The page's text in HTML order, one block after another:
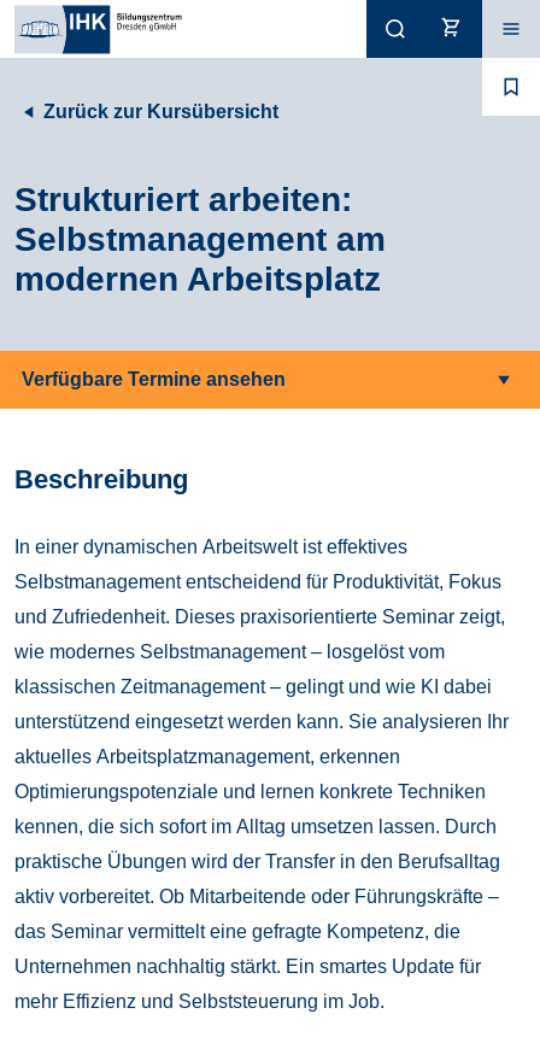
Zurück zur Kursübersicht
Strukturiert arbeiten:
Selbstmanagement am
modernen Arbeitsplatz
Verfügbare Termine ansehen
Beschreibung
In einer dynamischen Arbeitswelt ist effektives
Selbstmanagement entscheidend für Produktivität, Fokus
und Zufriedenheit. Dieses praxisorientierte Seminar zeigt,
wie modernes Selbstmanagement – losgelöst vom
klassischen Zeitmanagement – gelingt und wie KI dabei
unterstützend eingesetzt werden kann. Sie analysieren Ihr
aktuelles Arbeitsplatzmanagement, erkennen
Optimierungspotenziale und lernen konkrete Techniken
kennen, die sich sofort im Alltag umsetzen lassen. Durch
praktische Übungen wird der Transfer in den Berufsalltag
aktiv vorbereitet. Ob Mitarbeitende oder Führungskräfte –
das Seminar vermittelt eine gefragte Kompetenz, die
Unternehmen nachhaltig stärkt. Ein smartes Update für
mehr Effizienz und Selbststeuerung im Job.